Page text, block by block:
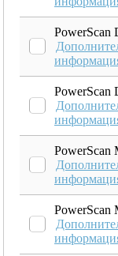
PowerScan
PowerScan
PowerScan
PowerScan